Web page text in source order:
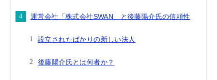
運営会社「株式会社SWAN」と後藤陽介氏の信頼性
設立されたばかりの新しい法人
後藤陽介氏とは何者か？